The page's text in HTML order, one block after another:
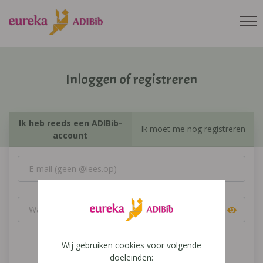
Inloggen of registreren
Ik heb reeds een ADIBib-
account
Ik moet me nog registreren
Inloggen
Wij gebruiken cookies voor volgende
doeleinden: